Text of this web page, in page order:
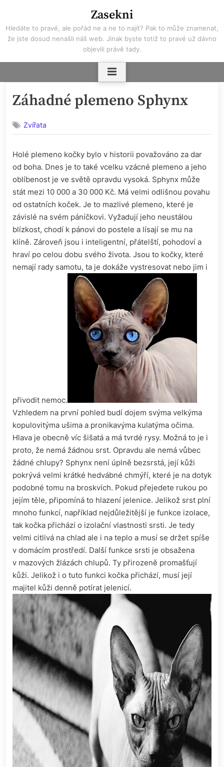
content
Zasekni
Hledáte to pravé, ale pořád ne a ne to najít? Pak to může znamenat,
že jste dosud nenašli náš web. Jinak byste totiž to pravé už dávno
objevili právě tady.
Záhadné plemeno Sphynx
Zvířata
Holé plemeno kočky bylo v historii považováno za dar
od boha. Dnes je to také vcelku vzácné plemeno a jeho
oblíbenost je ve světě opravdu vysoká. Sphynx může
stát mezi 10 000 a 30 000 Kč. Má velmi odlišnou povahu
od ostatních koček. Je to mazlivé plemeno, které je
závislé na svém páníčkovi. Vyžadují jeho neustálou
blízkost, chodí k pánovi do postele a lísají se mu na
klíně. Zároveň jsou i inteligentní, přátelští, pohodoví a
hraví po celou dobu svého života. Jsou to kočky, které
nemají rady samotu, ta je dokáže vystresovat nebo jim i
přivodit nemoc.
Vzhledem na první pohled budí dojem svýma velkýma
kopulovitýma ušima a pronikavýma kulatýma očima.
Hlava je obecně víc šišatá a má tvrdé rysy. Možná to je i
proto, že nemá žádnou srst. Opravdu ale nemá vůbec
žádné chlupy? Sphynx není úplně bezsrstá, její kůži
pokrývá velmi krátké hedvábné chmýří, které je na dotyk
podobné tomu na broskvích. Pokud přejedete rukou po
jejím těle, připomíná to hlazení jelenice. Jelikož srst plní
mnoho funkcí, například nejdůležitější je funkce izolace,
tak kočka přichází o izolační vlastnosti srsti. Je tedy
velmi citlivá na chlad ale i na teplo a musí se držet spíše
v domácím prostředí. Další funkce srsti je obsažena
v mazových žlázách chlupů. Ty přirozeně promašťují
kůži. Jelikož i o tuto funkci kočka přichází, musí její
majitel kůži denně potírat jelenicí.